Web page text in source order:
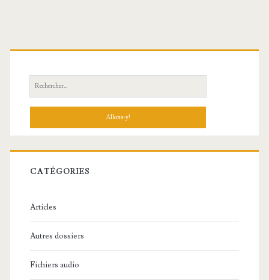
R
e
h
r
c
:
CATÉGORIES
Articles
Autres dossiers
Fichiers audio